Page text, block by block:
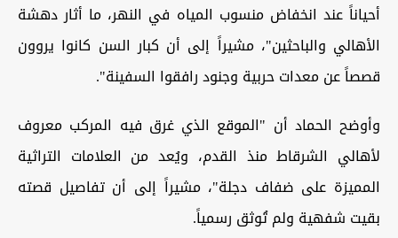
أحياناً عند انخفاض منسوب المياه في النهر، ما أثار دهشة
الأهالي والباحثين"، مشيراً إلى أن كبار السن كانوا يروون
قصصاً عن معدات حربية وجنود رافقوا السفينة".
وأوضح الحماد أن "الموقع الذي غرق فيه المركب معروف
لأهالي الشرقاط منذ القدم، ويُعد من العلامات التراثية
المميزة على ضفاف دجلة"، مشيراً إلى أن تفاصيل قصته
بقيت شفهية ولم تُوثق رسمياً.